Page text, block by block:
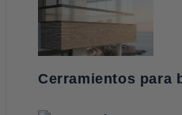
Cerramientos para